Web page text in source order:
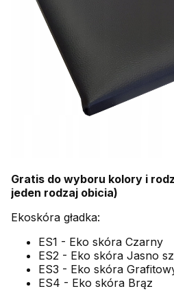
Gratis do wyboru kolory i
jeden rodzaj obicia)
Ekoskóra gładka:
ES1 - Eko skóra Czarny
ES2 - Eko skóra Jasno
ES3 - Eko skóra
ES4 - Eko skóra Brąz